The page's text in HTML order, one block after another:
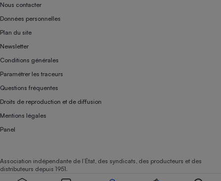
Nous contacter
Données personnelles
Plan du site
Newsletter
Conditions générales
Paramétrer les traceurs
Questions fréquentes
Droits de reproduction et de diffusion
Mentions légales
Panel
Association indépendante de l’État, des syndicats, des producteurs et des
distributeurs depuis 1951.